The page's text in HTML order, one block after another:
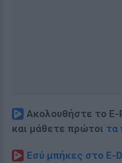
Ακολουθήστε το E-
και μάθετε πρώτοι τα
Εσύ μπήκες στο E-